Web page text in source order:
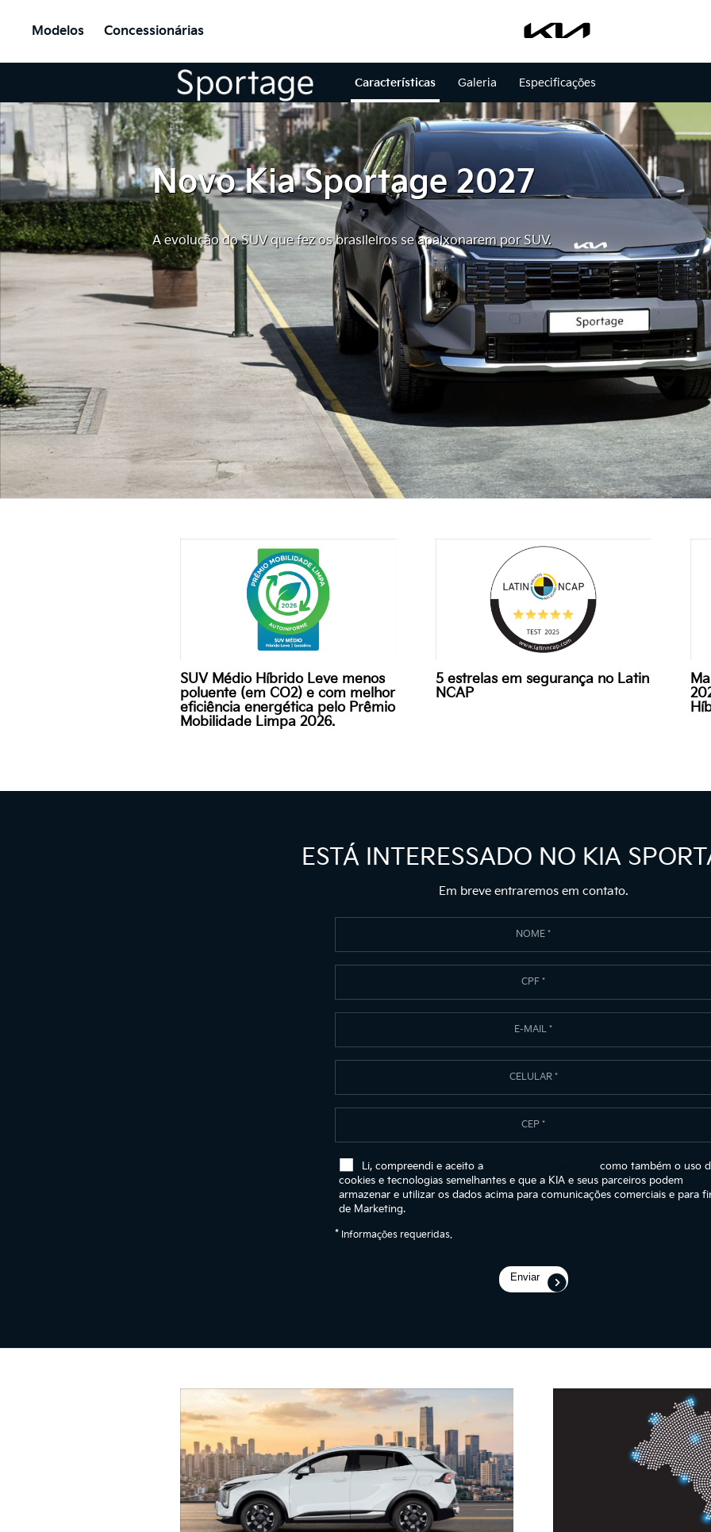
Modelos Concessionárias
Características Galeria Especificações
Novo Kia Sportage 2027
A evolução do SUV que fez os brasileiros se apaixonarem por SUV.
SUV Médio Híbrido Leve menos
poluente (em CO2) e com melhor
eficiência energética pelo Prêmio
Mobilidade Limpa 2026.
5 estrelas em segurança no Latin
NCAP
ESTÁ INTERESSADO NO KIA
Em breve entraremos em contato.
Li, compreendi e aceito a
como também o uso
cookies e tecnologias semelhantes e que a KIA e seus parceiros podem
armazenar e utilizar os dados acima para comunicações comerciais e para
de Marketing.
* Informações requeridas.
Enviar